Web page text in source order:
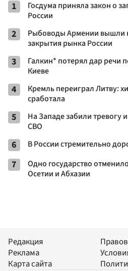
1
Госдума приняла закон о
России
2
Рыбоводы Армении вышли
закрытия рынка России
3
Галкин* потерял дар речи
Киеве
4
Кремль переиграл Литву:
сработала
5
На Западе забили тревогу
СВО
6 В России стремительно
7
Одно государство
Осетии и Абхазии
Редакция
Реклама
Карта сайта